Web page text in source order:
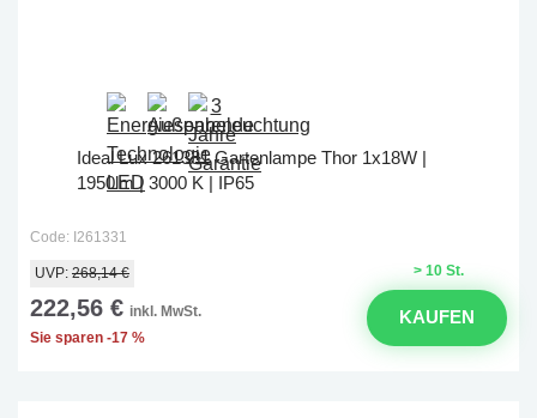
Ideal Lux 261331 Gartenlampe Thor 1x18W |
1950lm | 3000 K | IP65
Code: I261331
> 10 St.
UVP: 268,14 €
222,56 € inkl. MwSt.
Sie sparen -17 %
KAUFEN